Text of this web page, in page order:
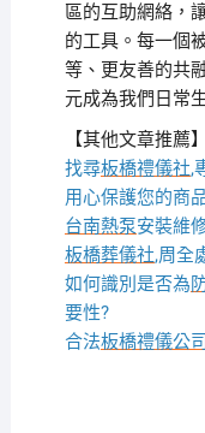
區的互助網絡，
的工具。每一個
等、更友善的共
元成為我們日常
【其他文章推薦】
找尋板橋禮儀社,
用心保護您的商
台南熱泵安裝維
板橋葬儀社,周全
如何識別是否為
要性?
合法板橋禮儀公司